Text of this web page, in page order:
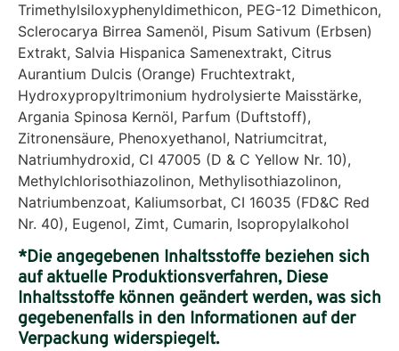
Trimethylsiloxyphenyldimethicon, PEG-12 Dimethicon,
Sclerocarya Birrea Samenöl, Pisum Sativum (Erbsen)
Extrakt, Salvia Hispanica Samenextrakt, Citrus
Aurantium Dulcis (Orange) Fruchtextrakt,
Hydroxypropyltrimonium hydrolysierte Maisstärke,
Argania Spinosa Kernöl, Parfum (Duftstoff),
Zitronensäure, Phenoxyethanol, Natriumcitrat,
Natriumhydroxid, CI 47005 (D & C Yellow Nr. 10),
Methylchlorisothiazolinon, Methylisothiazolinon,
Natriumbenzoat, Kaliumsorbat, CI 16035 (FD&C Red
Nr. 40), Eugenol, Zimt, Cumarin, Isopropylalkohol
*Die angegebenen Inhaltsstoffe beziehen sich
auf aktuelle Produktionsverfahren, Diese
Inhaltsstoffe können geändert werden, was sich
gegebenenfalls in den Informationen auf der
Verpackung widerspiegelt.